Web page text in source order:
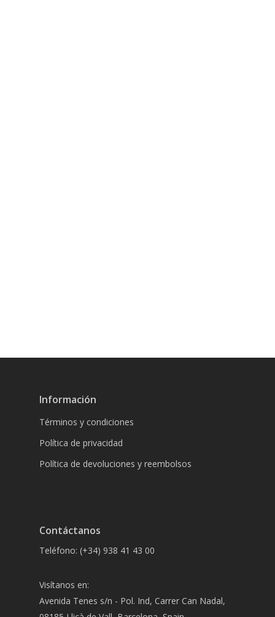
Información
Términos y condiciones
Política de privacidad
Política de devoluciones y reembolsos
Contáctanos
Teléfono: (+34) 938 41 43 00
Visítanos en:
Avenida Tenes s/n - Pol. Ind, Carrer Can Nadal,